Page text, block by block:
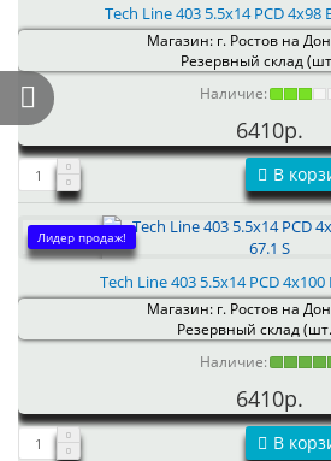
Tech Line 403 5.5x14 PCD 4x98
Магазин: г. Ростов на
Резервный склад
Наличие:
6410р.
В
Лидер продаж!
Tech Line 403 5.5x14 PCD 4x100
Магазин: г. Ростов на
Резервный склад
Наличие:
6410р.
В